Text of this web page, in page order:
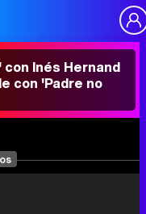
Inés Hernand
con 'Padre no